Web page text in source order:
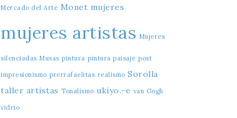
Mercado del Arte Monet mujeres
mujeres artistas Mujeres
silenciadas Musas pintura pintura paisaje post
impresionismo prerrafaelitas realismo Sorolla
taller artistas Tonalismo ukiyo.-e van Gogh
vidrio